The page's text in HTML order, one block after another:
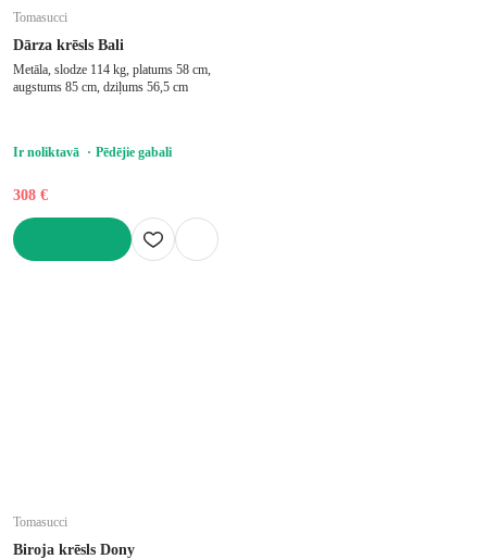
Tomasucci
Dārza krēsls Bali
Metāla, slodze 114 kg, platums 58 cm,
augstums 85 cm, dziļums 56,5 cm
Ir noliktavā Pēdējie gabali
308 €
Tomasucci
Biroja krēsls Dony